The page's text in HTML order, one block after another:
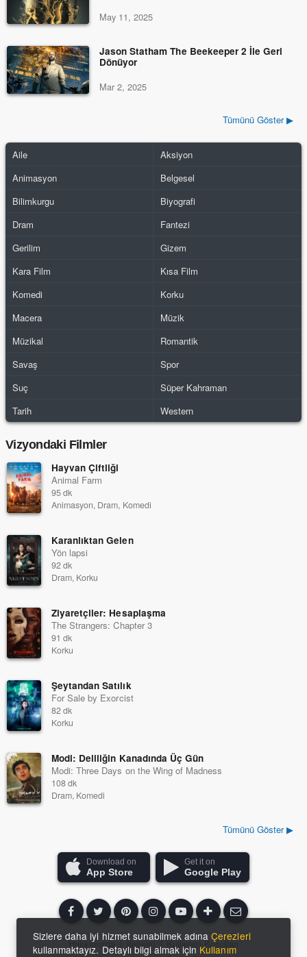
May 11, 2025
Jason Statham The Beekeeper 2 İle Geri
Dönüyor
Mar 2, 2025
Tümünü Göster ▶
Aile
Aksiyon
Animasyon
Belgesel
Bilimkurgu
Biyografi
Dram
Fantezi
Gerilim
Gizem
Kara Film
Kısa Film
Komedi
Korku
Macera
Müzik
Müzikal
Romantik
Savaş
Spor
Suç
Süper Kahraman
Tarih
Western
Vizyondaki Filmler
Hayvan Çiftliği
Animal Farm
95 dk
Animasyon, Dram, Komedi
Karanlıktan Gelen
Yön lapsi
92 dk
Dram, Korku
Ziyaretçiler: Hesaplaşma
The Strangers: Chapter 3
91 dk
Korku
Şeytandan Satılık
For Sale by Exorcist
82 dk
Korku
Modi: Deliliğin Kanadında Üç Gün
Modi: Three Days on the Wing of Madness
108 dk
Dram, Komedi
Tümünü Göster ▶
Download on
App Store
Get it on
Google Play
Hakkımızda | İletişim | Kullanım Koşulları
Sizlere daha iyi hizmet sunabilmek adınaÇerezleri
kullanmaktayız. Detaylı bilgi almak için Kullanım